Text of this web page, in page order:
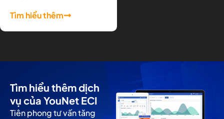
Tìm hiểu thêm
Tìm hiểu thêm dịch
vụ của YouNet ECI
Tiên phong tư vấn tăng